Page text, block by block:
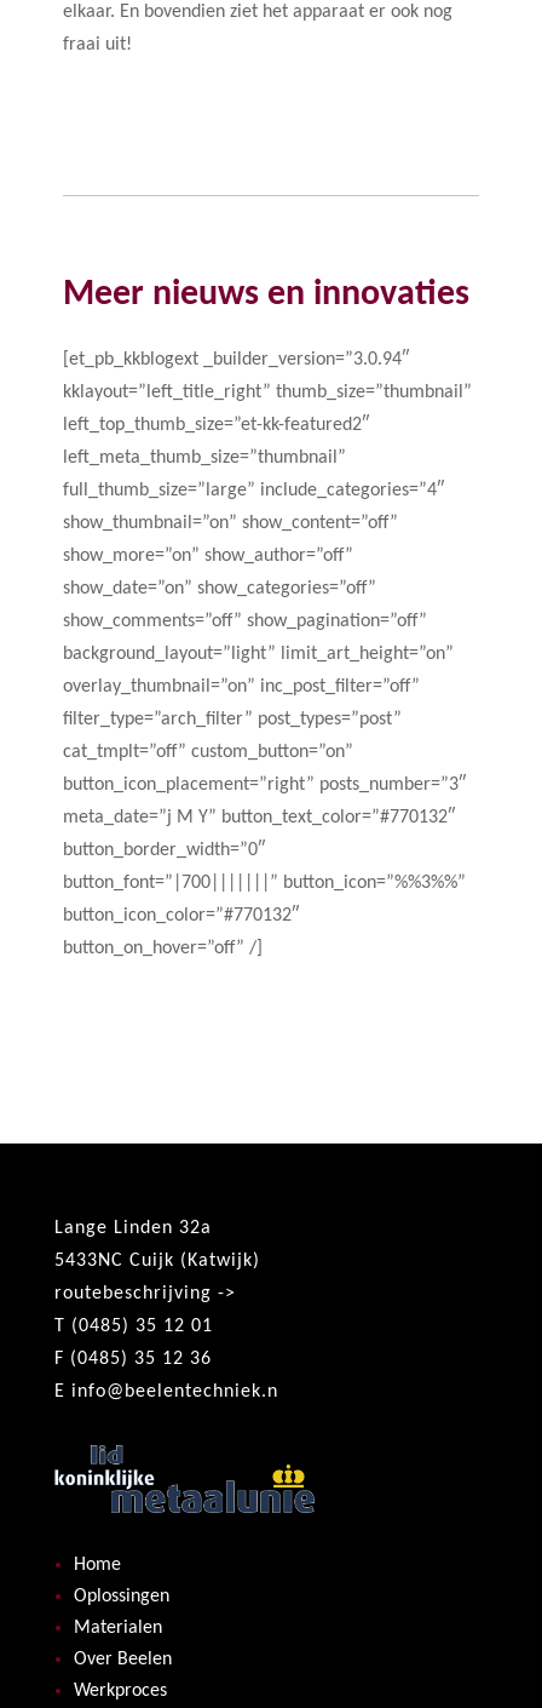
elkaar. En bovendien ziet het apparaat er ook nog
fraai uit!
Meer nieuws en innovaties
[et_pb_kkblogext _builder_version=”3.0.94″
kklayout=”left_title_right” thumb_size=”thumbnail”
left_top_thumb_size=”et-kk-featured2″
left_meta_thumb_size=”thumbnail”
full_thumb_size=”large” include_categories=”4″
show_thumbnail=”on” show_content=”off”
show_more=”on” show_author=”off”
show_date=”on” show_categories=”off”
show_comments=”off” show_pagination=”off”
background_layout=”light” limit_art_height=”on”
overlay_thumbnail=”on” inc_post_filter=”off”
filter_type=”arch_filter” post_types=”post”
cat_tmplt=”off” custom_button=”on”
button_icon_placement=”right” posts_number=”3″
meta_date=”j M Y” button_text_color=”#770132″
button_border_width=”0″
button_font=”|700|||||||” button_icon=”%%3%%”
button_icon_color=”#770132″
button_on_hover=”off” /]
Lange Linden 32a
5433NC Cuijk (Katwijk)
routebeschrijving ->
T (0485) 35 12 01
F (0485) 35 12 36
E info@beelentechniek.n
Home
Oplossingen
Materialen
Over Beelen
Werkproces